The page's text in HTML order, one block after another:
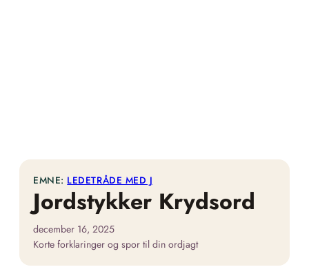
EMNE: LEDETRÅDE MED J
Jordstykker Krydsord
december 16, 2025
Korte forklaringer og spor til din ordjagt